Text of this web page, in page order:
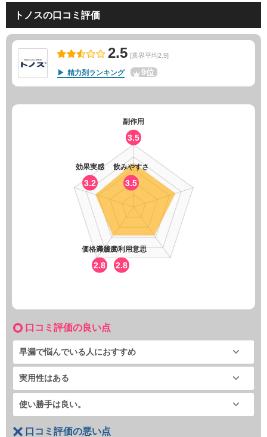
トノスの口コミ評価
2.5 [業界平均2.9]
精力剤ランキング 9位
副作用
3.5
飲みやすさ
3.5
今後の利用意思
2.8
価格満足度
2.8
効果実感
3.2
口コミ評価の良い点
早漏で悩んでいる人におすすめ
実用性はある
使い勝手は良い。
口コミ評価の悪い点